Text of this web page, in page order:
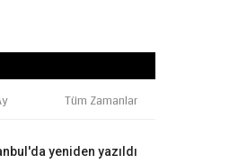
Tüm Zamanlar
yeniden yazıldı